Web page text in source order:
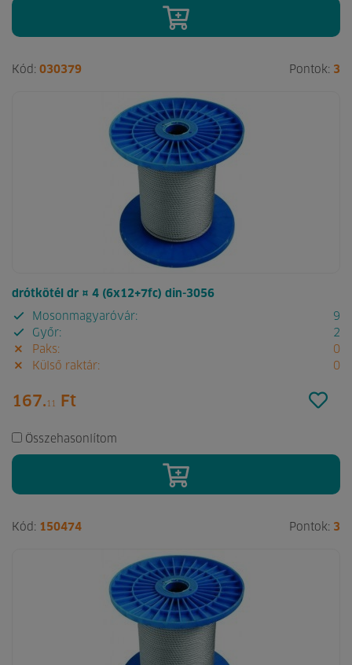
Kód: 030379 Pontok: 3
drótkötél dr ¤ 4 (6x12+7fc) din-3056
Mosonmagyaróvár:
9
Győr:
2
Paks:
0
Külső raktár:
0
167. 11 Ft
Összehasonlítom
Kód: 150474 Pontok: 3